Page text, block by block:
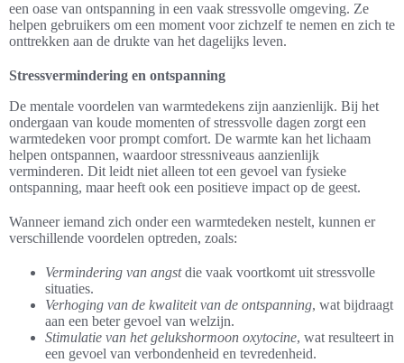
een oase van ontspanning in een vaak stressvolle omgeving. Ze
helpen gebruikers om een moment voor zichzelf te nemen en zich te
onttrekken aan de drukte van het dagelijks leven.
Stressvermindering en ontspanning
De mentale voordelen van warmtedekens zijn aanzienlijk. Bij het
ondergaan van koude momenten of stressvolle dagen zorgt een
warmtedeken voor prompt comfort. De warmte kan het lichaam
helpen ontspannen, waardoor stressniveaus aanzienlijk
verminderen. Dit leidt niet alleen tot een gevoel van fysieke
ontspanning, maar heeft ook een positieve impact op de geest.
Wanneer iemand zich onder een warmtedeken nestelt, kunnen er
verschillende voordelen optreden, zoals:
Vermindering van angstdie vaak voortkomt uit stressvolle
situaties.
Verhoging van de kwaliteit van de ontspanning, wat bijdraagt
aan een beter gevoel van welzijn.
Stimulatie van het gelukshormoon oxytocine, wat resulteert in
een gevoel van verbondenheid en tevredenheid.